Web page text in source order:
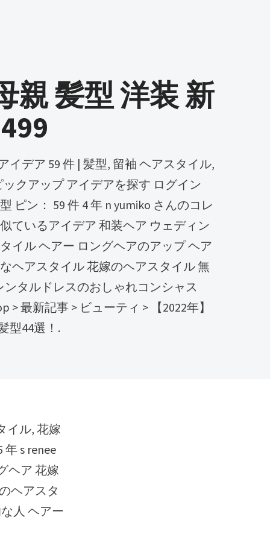
親 髪型 洋装 新
クアップ アイデアを探す ログイン
ピン： 59 件 4 年 n yumiko さんのコレ
ているアイデア 和装ヘア ウェディン
イル ヘアー ロングヘアのアップ ヘア
ヘアスタイル 花嫁のヘアスタイル 無
ンタルドレスのおしゃれコンシャス
> 最新記事 > ビューティ > 【2022年】
型44選！.
s renee
ヘア 花嫁
ヘアスタ
人 ヘアー